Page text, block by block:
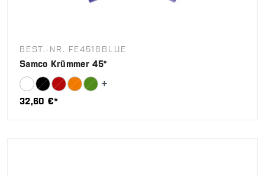
BEST.-NR. FE4518BLUE
Samco Krümmer 45°
32,60 €*